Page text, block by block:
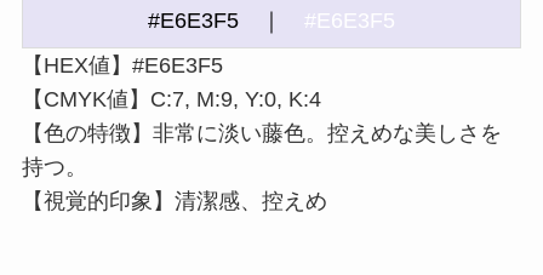
#E6E3F5 ｜
#E6E3F5
【HEX値】#E6E3F5
【CMYK値】C:7, M:9, Y:0, K:4
【色の特徴】非常に淡い藤色。控えめな美しさを
持つ。
【視覚的印象】清潔感、控えめ